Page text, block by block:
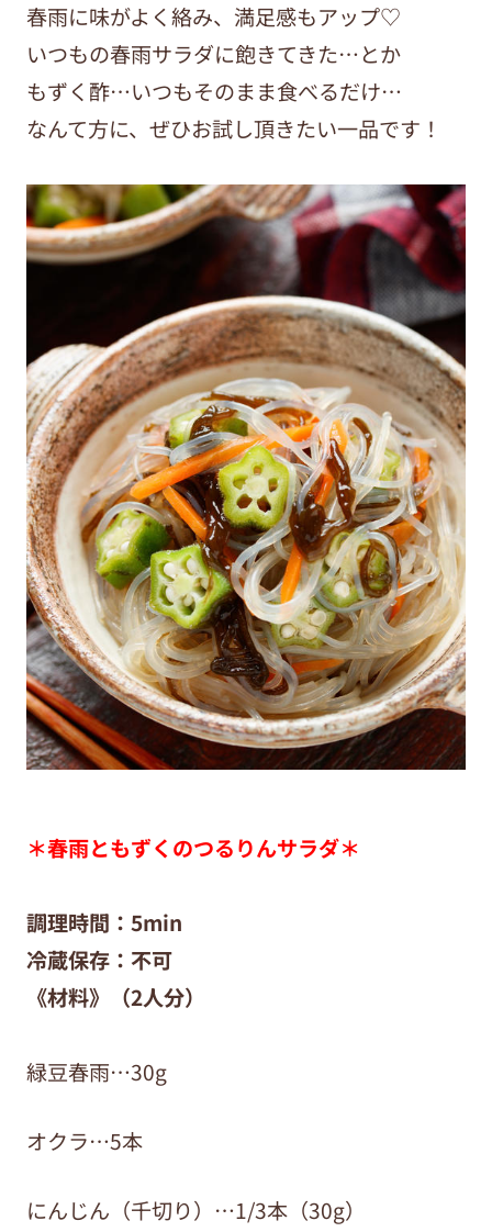
春雨に味がよく絡み、満足感もアップ♡
いつもの春雨サラダに飽きてきた…とか
もずく酢…いつもそのまま食べるだけ…
なんて方に、ぜひお試し頂きたい一品です！
＊春雨ともずくのつるりんサラダ＊
調理時間：5min
冷蔵保存：不可
《材料》
（2人分）
緑豆春雨…30g
オクラ…5本
にんじん（千切り）…1/3本（30g）